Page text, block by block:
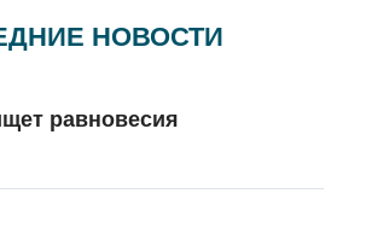
НОВОСТИ
равновесия